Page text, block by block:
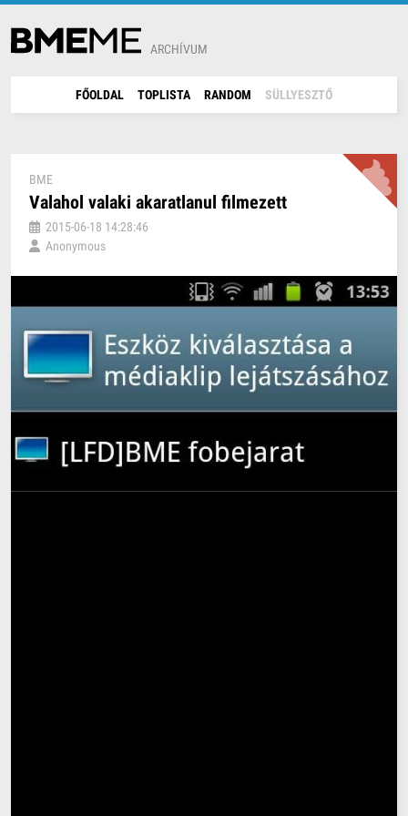
ARCHÍVUM
FŐOLDAL TOPLISTA RANDOM SÜLLYESZTŐ
BME
Valahol valaki akaratlanul filmezett
2015-06-18 14:28:46
Anonymous